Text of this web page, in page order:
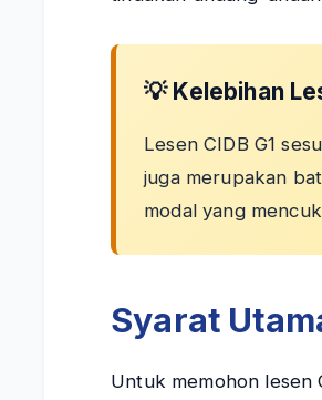
💡 Kelebihan
Lesen CIDB G1
juga merupakan
modal yang
Syarat
Untuk memohon lesen